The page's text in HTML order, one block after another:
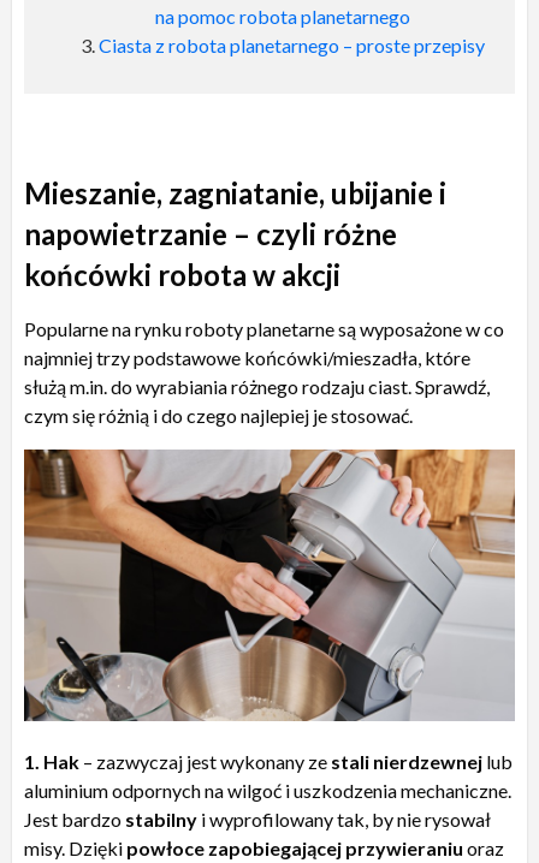
na pomoc robota planetarnego
Ciasta z robota planetarnego – proste przepisy
Mieszanie, zagniatanie, ubijanie i
napowietrzanie – czyli różne
końcówki robota w akcji
Popularne na rynku roboty planetarne są wyposażone w co
najmniej trzy podstawowe końcówki/mieszadła, które
służą m.in. do wyrabiania różnego rodzaju ciast. Sprawdź,
czym się różnią i do czego najlepiej je stosować.
1. Hak – zazwyczaj jest wykonany ze stali nierdzewnej lub
aluminium odpornych na wilgoć i uszkodzenia mechaniczne.
Jest bardzo stabilny i wyprofilowany tak, by nie rysował
misy. Dzięki powłoce zapobiegającej przywieraniu oraz